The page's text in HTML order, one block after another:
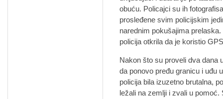
obuću. Policajci su ih
prosleđene svim policijskim
narednim pokušajima
policija otkrila da je koristio
Nakon što su proveli dva dana
da ponovo pređu granicu i uđu
policija bila izuzetno brutalna,
ležali na zemlji i zvali u